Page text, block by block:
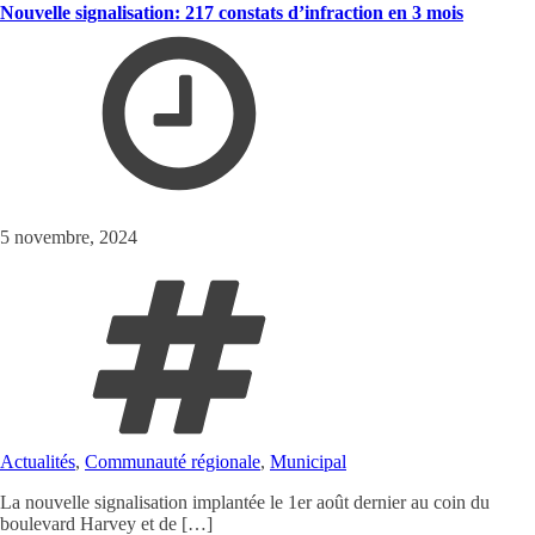
Nouvelle signalisation: 217 constats d’infraction en 3 mois
5 novembre, 2024
Actualités, Communauté régionale, Municipal
La nouvelle signalisation implantée le 1er août dernier au coin du
boulevard Harvey et de […]